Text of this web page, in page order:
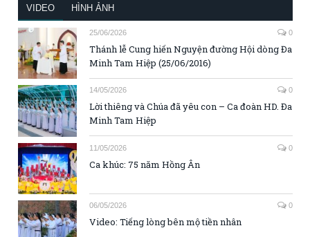
VIDEO HÌNH ẢNH
25/06/2026 0
Thánh lễ Cung hiến Nguyện đường Hội dòng Đa
Minh Tam Hiệp (25/06/2016)
14/05/2026 0
Lời thiêng và Chúa đã yêu con – Ca đoàn HD. Đa
Minh Tam Hiệp
11/05/2026 0
Ca khúc: 75 năm Hồng Ân
06/05/2026 0
Video: Tiếng lòng bên mộ tiền nhân